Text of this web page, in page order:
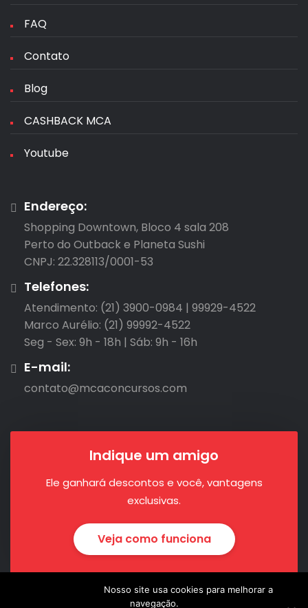
FAQ
Contato
Blog
CASHBACK MCA
Youtube
Endereço:
Shopping Downtown, Bloco 4 sala 208
Perto do Outback e Planeta Sushi
CNPJ: 22.328113/0001-53
Telefones:
Atendimento: (21) 3900-0984 | 99929-4522
Marco Aurélio: (21) 99992-4522
Seg - Sex: 9h - 18h | Sáb: 9h - 16h
E-mail:
contato@mcaconcursos.com
Indique um amigo
Ele ganhará descontos e você, vantagens
exclusivas.
Veja como funciona
Nosso site usa cookies para melhorar a
navegação.